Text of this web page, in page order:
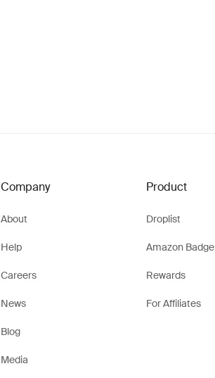
Company
About
Help
Careers
News
Blog
Media
Product
Droplist
Amazon Badge
Rewards
For Affiliates